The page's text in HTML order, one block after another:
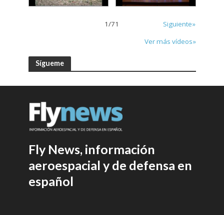
1/71
Siguiente»
Ver más vídeos»
Sígueme
Fly News, información
aeroespacial y de defensa en
español